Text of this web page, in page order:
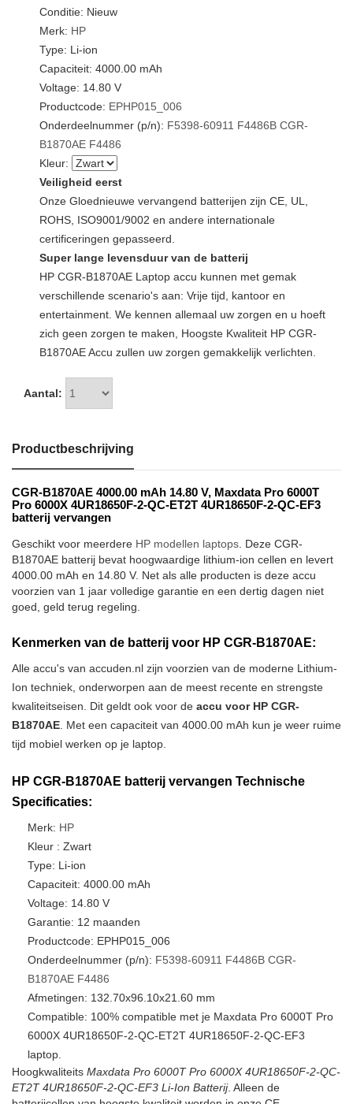
Conditie: Nieuw
Merk: HP
Type: Li-ion
Capaciteit: 4000.00 mAh
Voltage: 14.80 V
Productcode: EPHP015_006
Onderdeelnummer (p/n): F5398-60911 F4486B CGR-
B1870AE F4486
Kleur:
Veiligheid eerst
Onze Gloednieuwe vervangend batterijen zijn CE, UL,
ROHS, ISO9001/9002 en andere internationale
certificeringen gepasseerd.
Super lange levensduur van de batterij
HP CGR-B1870AE Laptop accu kunnen met gemak
verschillende scenario's aan: Vrije tijd, kantoor en
entertainment. We kennen allemaal uw zorgen en u hoeft
zich geen zorgen te maken, Hoogste Kwaliteit HP CGR-
B1870AE Accu zullen uw zorgen gemakkelijk verlichten.
Aantal:
Productbeschrijving
CGR-B1870AE 4000.00 mAh 14.80 V, Maxdata Pro 6000T
Pro 6000X 4UR18650F-2-QC-ET2T 4UR18650F-2-QC-EF3
batterij vervangen
Geschikt voor meerdere HP modellen laptops . Deze CGR-
B1870AE batterij bevat hoogwaardige lithium-ion cellen en levert
4000.00 mAh en 14.80 V. Net als alle producten is deze accu
voorzien van 1 jaar volledige garantie en een dertig dagen niet
goed, geld terug regeling.
Kenmerken van de batterij voor HP CGR-B1870AE:
Alle accu's van accuden.nl zijn voorzien van de moderne Lithium-
Ion techniek, onderworpen aan de meest recente en strengste
kwaliteitseisen. Dit geldt ook voor de accu voor HP CGR-
B1870AE . Met een capaciteit van 4000.00 mAh kun je weer ruime
tijd mobiel werken op je laptop.
HP CGR-B1870AE batterij vervangen Technische
Specificaties:
Merk: HP
Kleur : Zwart
Type: Li-ion
Capaciteit: 4000.00 mAh
Voltage: 14.80 V
Garantie: 12 maanden
Productcode: EPHP015_006
Onderdeelnummer (p/n): F5398-60911 F4486B CGR-
B1870AE F4486
Afmetingen: 132.70x96.10x21.60 mm
Compatible: 100% compatible met je Maxdata Pro 6000T Pro
6000X 4UR18650F-2-QC-ET2T 4UR18650F-2-QC-EF3
laptop.
Hoogkwaliteits Maxdata Pro 6000T Pro 6000X 4UR18650F-2-QC-
ET2T 4UR18650F-2-QC-EF3 Li-Ion Batterij. Alleen de